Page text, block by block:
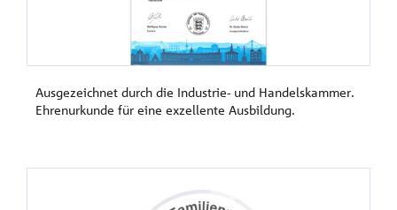
Ausgezeichnet durch die Industrie- und Handelskammer.
Ehrenurkunde für eine exzellente Ausbildung.